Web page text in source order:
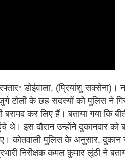
डोईवाला, (प्रियांशु सक्सेना)।
टोली के छह सदस्यों को पुलिस ने
कर लिए हैं। बताया गया कि
इस दौरान उन्होंने दुकानदार को
कोतवाली पुलिस के अनुसार, दुकान
निरीक्षक कमल कुमार लूंठी ने